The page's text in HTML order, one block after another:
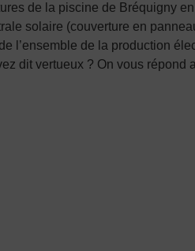
de la piscine de Bréquigny
solaire (couverture en
l’ensemble de la production
dit vertueux ? On vous répond